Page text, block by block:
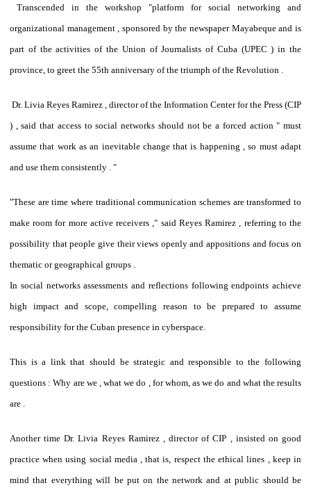
Transcended in the workshop "platform for social networking and
organizational management , sponsored by the newspaper Mayabeque and is
part of the activities of the Union of Journalists of Cuba (UPEC ) in the
province, to greet the 55th anniversary of the triumph of the Revolution
Dr. Livia Reyes Ramirez , director of the Information Center for the Press (CIP
) , said that access to social networks should not be a forced action " must
assume that work as an inevitable change that is happening , so must adapt
and use them consistently . "
"These are time where traditional communication schemes are transformed to
make room for more active receivers ," said Reyes Ramirez , referring to the
possibility that people give their views openly and appositions and focus on
thematic or geographical groups .
In social networks assessments and reflections following endpoints achieve
high impact and scope, compelling reason to be prepared to assume
responsibility for the Cuban presence in cyberspace.
This is a link that should be strategic and responsible to the following
questions : Why are we , what we do , for whom, as we do and what the results
are .
Another time Dr. Livia Reyes Ramirez , director of CIP , insisted on good
practice when using social media , that is, respect the ethical lines , keep in
mind that everything will be put on the network and at public should be